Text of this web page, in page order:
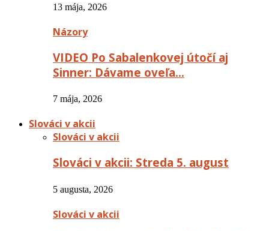
13 mája, 2026
Názory
VIDEO Po Sabalenkovej útočí aj
Sinner: Dávame oveľa…
7 mája, 2026
Slováci v akcii
Slováci v akcii
Slováci v akcii: Streda 5. august
5 augusta, 2026
Slováci v akcii